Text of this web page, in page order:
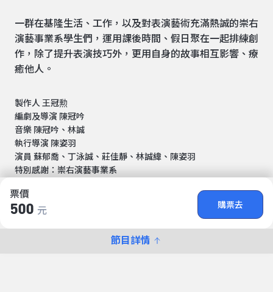
票價
500 元
購票去
節目詳情
一群在基隆生活、工作，以及對表演藝術充滿熱誠的崇右
演藝事業系學生們，運用課後時間、假日聚在一起排練創
作，除了提升表演技巧外，更用自身的故事相互影響、療
癒他人。
製作人 王冠勲
編劇及導演 陳冠吟
音樂 陳冠吟、林誠
執行導演 陳姿羽
演員 蘇郁喬、丁泳誠、莊佳靜、林誠緯、陳姿羽
特別感謝：崇右演藝事業系